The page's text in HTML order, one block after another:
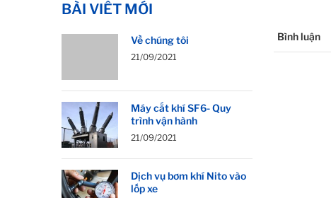
BÀI VIẾT MỚI
Về chúng tôi
21/09/2021
Máy cắt khí SF6- Quy
trình vận hành
21/09/2021
Dịch vụ bơm khí Nito vào
lốp xe
Bình luận